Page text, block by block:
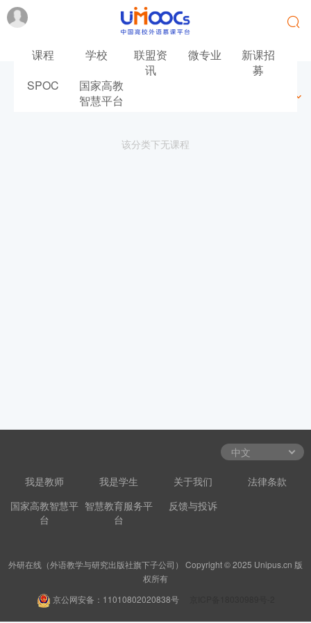
课程 学校
联盟资
讯
微专业
新课招
募
SPOC
国家高教
智慧平台
该分类下无课程
我是教师 我是学生 关于我们
法律条款
国家高教智慧平
台
智慧教育服务平
台
反馈与投诉
外研在线（外语教学与研究出版社旗下子公司） Copyright © 2025 Unipus.cn 版
权所有
京公网安备：11010802020838号